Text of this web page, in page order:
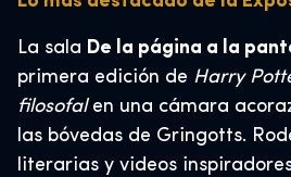
La sala De la página a la
primera edición de Harry
filosofalen una cámara
las bóvedas de Gringotts.
literarias y videos